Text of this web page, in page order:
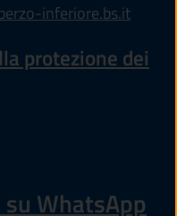
inferiore.bs.it
protezione dei
WhatsApp